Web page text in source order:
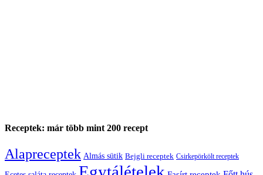
Receptek: már több mint 200 recept
Alapreceptek Almás sütik Bejgli receptek Csirkepörkölt receptek